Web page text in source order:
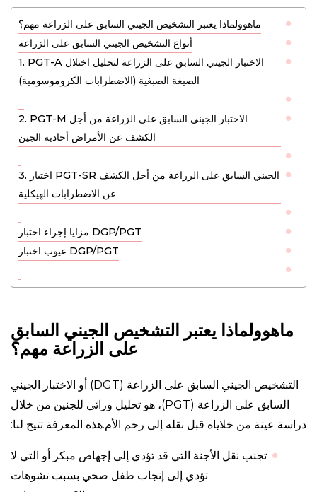
ماهوولماذا يعتبر التشخيص الجيني السابق على الزراعة مهم؟
أنواع التشخيص الجيني السابق على الزراعة
1. PGT-A الاختبار الجيني السابق على الزراعة لتحليل اختلال
الصيغة الصبغية (الاضطرابات الكروموسومية)
2. PGT-M الاختبار الجيني السابق على الزراعة من أجل
الكشف عن الأمراض أحادية الجين
3. اختبار PGT-SR الجيني السابق على الزراعة من أجل الكشف
عن الاضطرابات الهيكلية
مزايا إجراء اختبار DGP/PGT
عيوب اختبار DGP/PGT
ماهوولماذا يعتبر التشخيص الجيني السابق
على الزراعة مهم؟
التشخيص الجيني السابق على الزراعة (DGT) أو الاختبار الجيني
السابق على الزراعة (PGT)، هو تحليل وراثي للجنين من خلال
دراسة عينة من خلاياه قبل نقله إلى رحم الأم.هذه المعرفة تتيح لنا:
تجنب نقل الأجنة التي قد تؤدي إلى إجهاض مبكر أو التي لا
تؤدي إلى إنجاب طفل صحي بسبب تشوهات